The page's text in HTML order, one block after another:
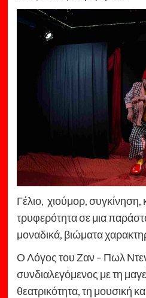
Γέλιο, χιούμορ, συγκίνηση,
τρυφερότητα σε μια
μοναδικά, βιώματα
Ο Λόγος του Ζαν – Πωλ
συνδιαλεγόμενος με τη
θεατρικότητα, τη μουσική